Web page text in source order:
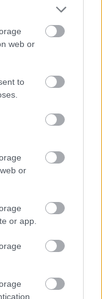
web or
to
or
or app.
ideig csellóztam,
gitározni. Aztán
doboltam. És
készültünk a
Az
hívták, hogy
milyen a mi
a punkok
derült ki
is volt egy
Republic
volt,
ezt kellett
hogy mit